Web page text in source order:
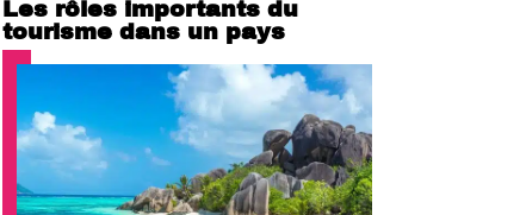
Les rôles importants du
tourisme dans un pays